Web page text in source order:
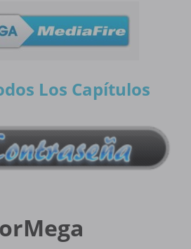
Los Capítulos